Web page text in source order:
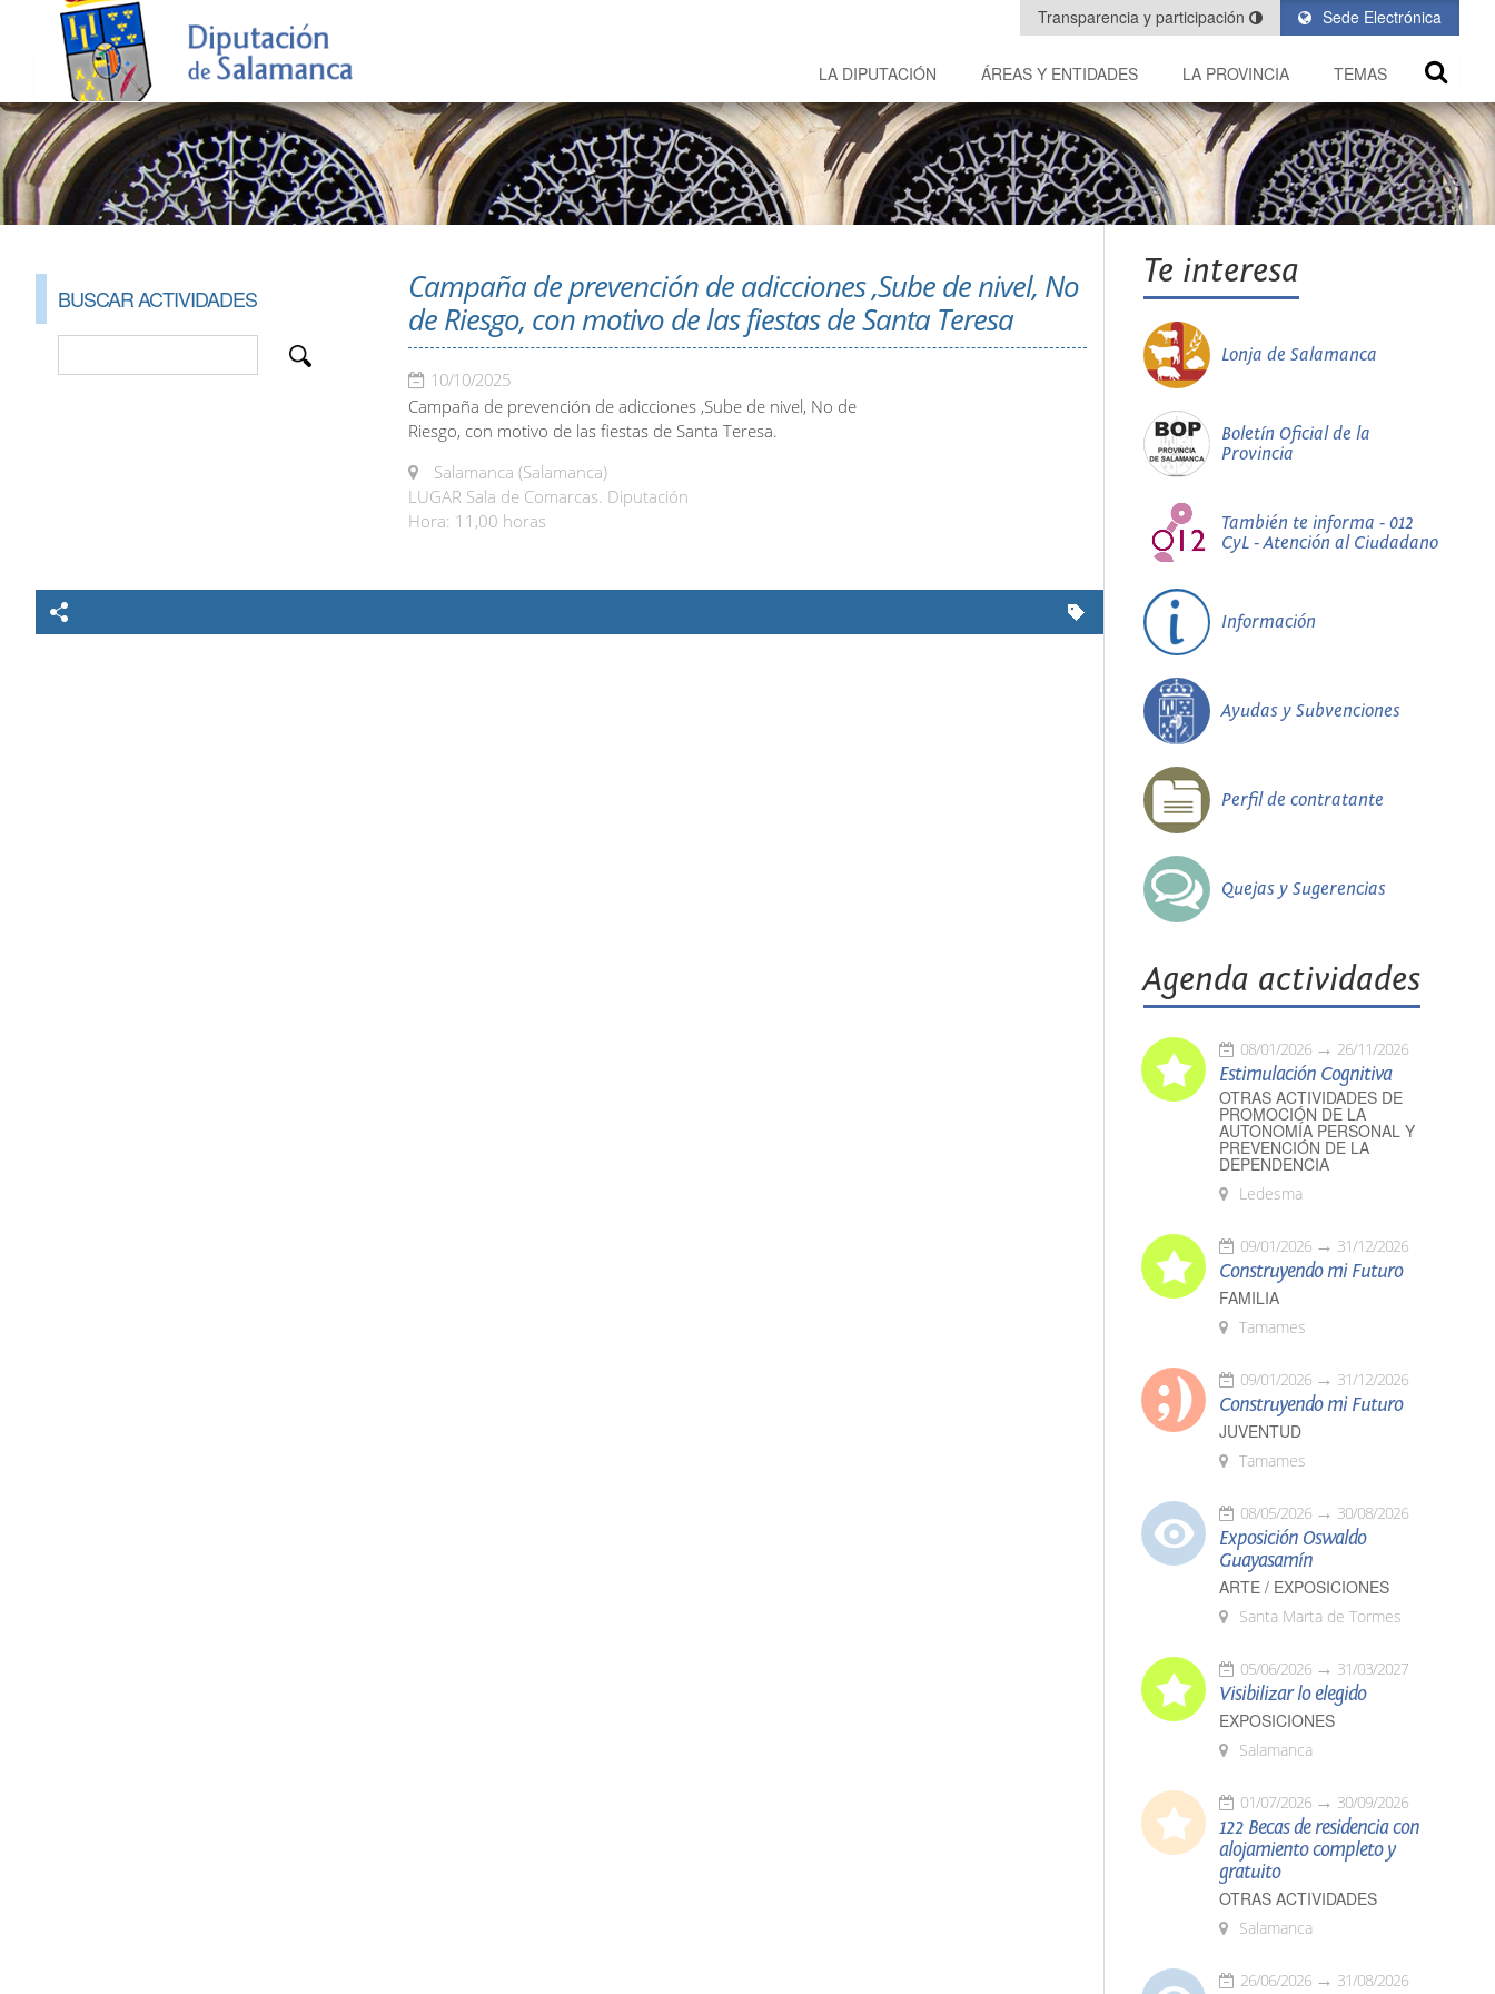
Sede Electrónica
Transparencia y participación
LA DIPUTACIÓN ÁREAS Y ENTIDADES LA PROVINCIA TEMAS
BUSCAR ACTIVIDADES
Campaña de prevención de adicciones ,Sube de nivel, No
de Riesgo, con motivo de las fiestas de Santa Teresa
10/10/2025
Campaña de prevención de adicciones ,Sube de nivel, No de
Riesgo, con motivo de las fiestas de Santa Teresa.
Salamanca (Salamanca)
LUGAR Sala de Comarcas. Diputación
Hora: 11,00 horas
Te interesa
Lonja de Salamanca
Boletín Oficial de la
Provincia
También te informa - 012
CyL - Atención al Ciudadano
Información
Ayudas y Subvenciones
Perfil de contratante
Quejas y Sugerencias
Agenda actividades
08/01/2026 26/11/2026
Estimulación Cognitiva
OTRAS ACTIVIDADES DE
PROMOCIÓN DE LA
AUTONOMÍA PERSONAL Y
PREVENCIÓN DE LA
DEPENDENCIA
Ledesma
09/01/2026 31/12/2026
Construyendo mi Futuro
FAMILIA
Tamames
09/01/2026 31/12/2026
Construyendo mi Futuro
JUVENTUD
Tamames
08/05/2026 30/08/2026
Exposición Oswaldo
Guayasamín
ARTE / EXPOSICIONES
Santa Marta de Tormes
05/06/2026 31/03/2027
Visibilizar lo elegido
EXPOSICIONES
Salamanca
01/07/2026 30/09/2026
122 Becas de residencia con
alojamiento completo y
gratuito
OTRAS ACTIVIDADES
Salamanca
26/06/2026 31/08/2026